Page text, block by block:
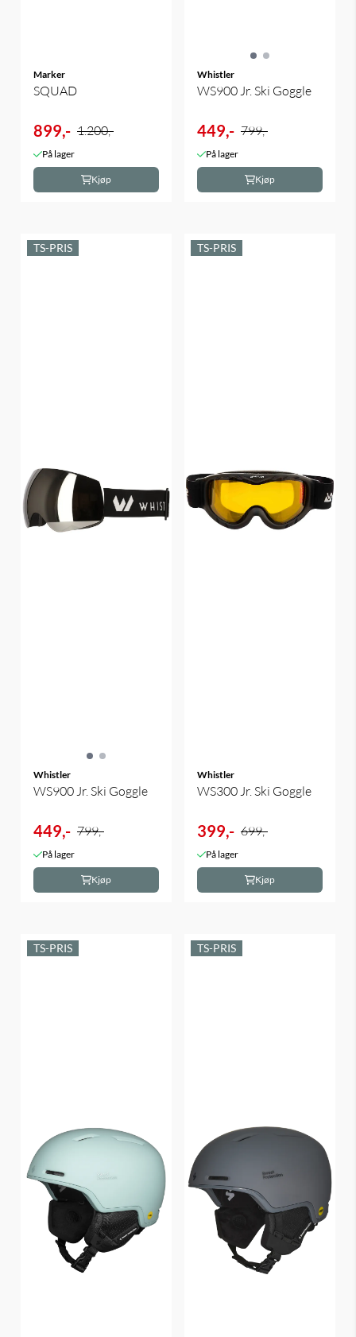
Marker
SQUAD
899,- 1.200,-
På lager
Kjøp
Whistler
WS900 Jr. Ski Goggle
449,- 799,-
På lager
Kjøp
Whistler
WS900 Jr. Ski Goggle
449,- 799,-
På lager
Kjøp
Whistler
WS300 Jr. Ski Goggle
399,- 699,-
På lager
Kjøp